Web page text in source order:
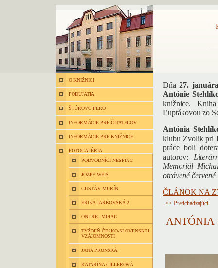
O KNIŽNICI
PODUJATIA
ŠTÚROVO PERO
INFORMÁCIE PRE ČITATEĽOV
INFORMÁCIE PRE KNIŽNICE
FOTOGALÉRIA
PODVODNÍCI NESPIA 2
JOZEF WEIS
GUSTÁV MURÍN
ERIKA JARKOVSKÁ 2
ONDREJ MIHÁĽ
TÝŽDEŇ ČESKO-SLOVENSKEJ
VZÁJOMNOSTI
JANA PRONSKÁ
KATARÍNA GILLEROVÁ
Dňa27.
Antónie
knižnice.
Ľuptákovou zo
Antónia
klubu Zvolik pri
práce boli
autorov:
Memoriál
otrávené
ČLÁNOK NA
<< Predchádzajúci
ANTÓNIA